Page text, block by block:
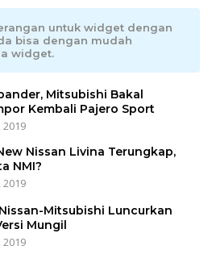
untuk widget dengan
bisa dengan mudah
widget.
Mitsubishi Bakal
Kembali Pajero Sport
2019
Nissan Livina Terungkap,
NMI?
2019
Mitsubishi Luncurkan
Mungil
2019